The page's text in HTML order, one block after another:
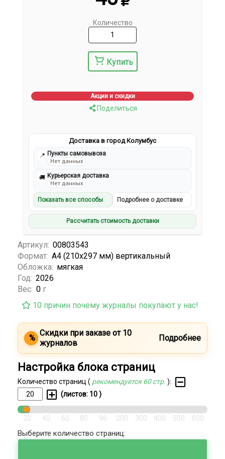
Количество
Купить
Акции и скидки
Поделиться
Доставка в город Колумбус
📍 Пункты самовывоза
Нет данных
🚚 Курьерская доставка
Нет данных
Показать все способы Подробнее о доставке
Рассчитать стоимость доставки
Артикул: 00803543
Формат: А4 (210х297 мм) вертикальный
Обложка: мягкая
Год: 2026
Вес: 0 г
10 причин почему журналы покупают у нас!
%
Скидки при заказе от 10
журналов
Подробнее
Настройка блока страниц
Количество страниц ( рекомендуется 60 стр. ):
(листов: 10 )
20 40 60 80 96 200 300 400 500 600
Выберите количество страниц: